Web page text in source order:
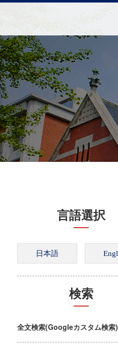
言語選択
検索
全文検索(Googleカスタム検索)